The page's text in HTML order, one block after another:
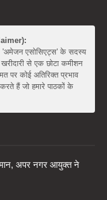
'अमेजन एसोसिएट्स' के सदस्य
से एक छोटा कमीशन
पर कोई अतिरिक्त प्रभाव
हैं जो हमारे पाठकों के
अपर नगर आयुक्त ने